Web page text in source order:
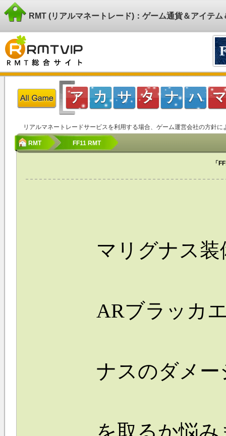
RMT (リアルマネートレード)：ゲーム通貨＆アイテ
リアルマネートレードサービスを利用する場合、ゲーム運営会社の方針
RMT FF11 RMT
「
マリグナス
ARブラッカ
ナスのダメー